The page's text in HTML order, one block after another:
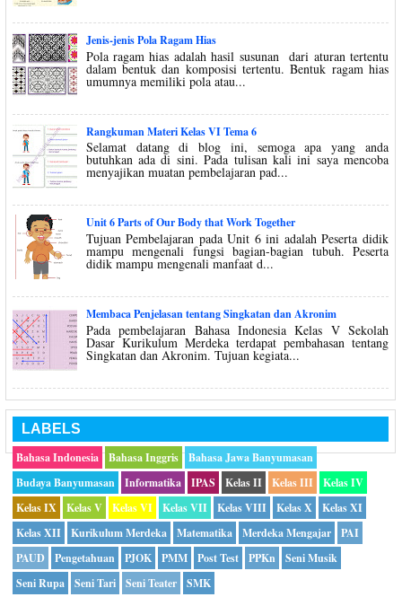
Jenis-jenis Pola Ragam Hias
Pola ragam hias adalah hasil susunan dari aturan tertentu
dalam bentuk dan komposisi tertentu. Bentuk ragam hias
umumnya memiliki pola atau...
Rangkuman Materi Kelas VI Tema 6
Selamat datang di blog ini, semoga apa yang anda
butuhkan ada di sini. Pada tulisan kali ini saya mencoba
menyajikan muatan pembelajaran pad...
Unit 6 Parts of Our Body that Work Together
Tujuan Pembelajaran pada Unit 6 ini adalah Peserta didik
mampu mengenali fungsi bagian-bagian tubuh. Peserta
didik mampu mengenali manfaat d...
Membaca Penjelasan tentang Singkatan dan Akronim
Pada pembelajaran Bahasa Indonesia Kelas V Sekolah
Dasar Kurikulum Merdeka terdapat pembahasan tentang
Singkatan dan Akronim. Tujuan kegiata...
LABELS
Bahasa Indonesia
Bahasa Inggris
Bahasa Jawa Banyumasan
Budaya Banyumasan
Informatika IPAS Kelas II Kelas III
Kelas IV
Kelas IX
Kelas V Kelas VI Kelas VII Kelas VIII Kelas X
Kelas XI
Kelas XII
Kurikulum Merdeka Matematika Merdeka Mengajar
PAI
PAUD
Pengetahuan PJOK PMM Post Test PPKn
Seni Musik
Seni Rupa
Seni Tari Seni Teater SMK